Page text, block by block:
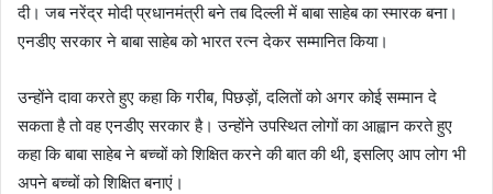
दी। जब नरेंद्र मोदी प्रधानमंत्री बने तब दिल्ली में बाबा साहेब का स्मारक बना।
एनडीए सरकार ने बाबा साहेब को भारत रत्न देकर सम्मानित किया।
उन्होंने दावा करते हुए कहा कि गरीब, पिछड़ों, दलितों को अगर कोई सम्मान दे
सकता है तो वह एनडीए सरकार है। उन्होंने उपस्थित लोगों का आह्वान करते हुए
कहा कि बाबा साहेब ने बच्चों को शिक्षित करने की बात की थी, इसलिए आप लोग भी
अपने बच्चों को शिक्षित बनाएं।